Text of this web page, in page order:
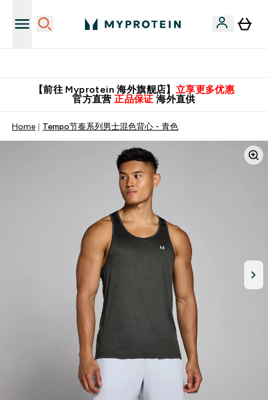
【前往 Myprotein 海外旗舰店】 立享更多优惠
官方直营 正品保证 海外直供
Home Tempo节奏系列男士混色背心 - 青色